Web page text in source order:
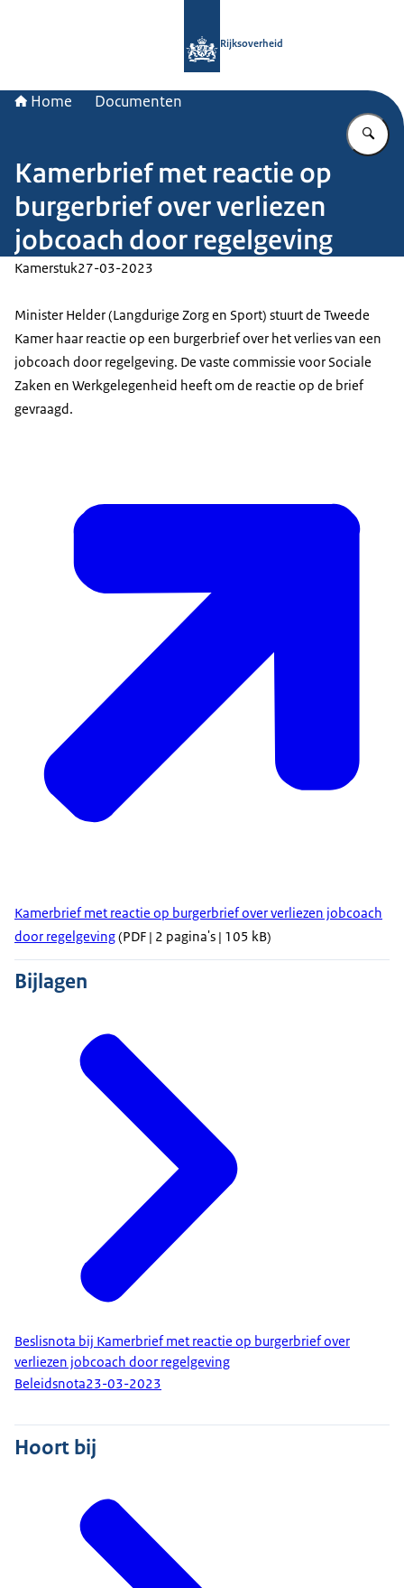
Rijksoverheid
Home Documenten
Kamerbrief met reactie op
burgerbrief over verliezen
jobcoach door regelgeving
Kamerstuk27-03-2023
Minister Helder (Langdurige Zorg en Sport) stuurt de Tweede
Kamer haar reactie op een burgerbrief over het verlies van een
jobcoach door regelgeving. De vaste commissie voor Sociale
Zaken en Werkgelegenheid heeft om de reactie op de brief
gevraagd.
Kamerbrief met reactie op burgerbrief over verliezen jobcoach
door regelgeving(PDF | 2 pagina's | 105 kB)
Bijlagen
Beslisnota bij Kamerbrief met reactie op burgerbrief over
verliezen jobcoach door regelgeving
Beleidsnota23-03-2023
Hoort bij